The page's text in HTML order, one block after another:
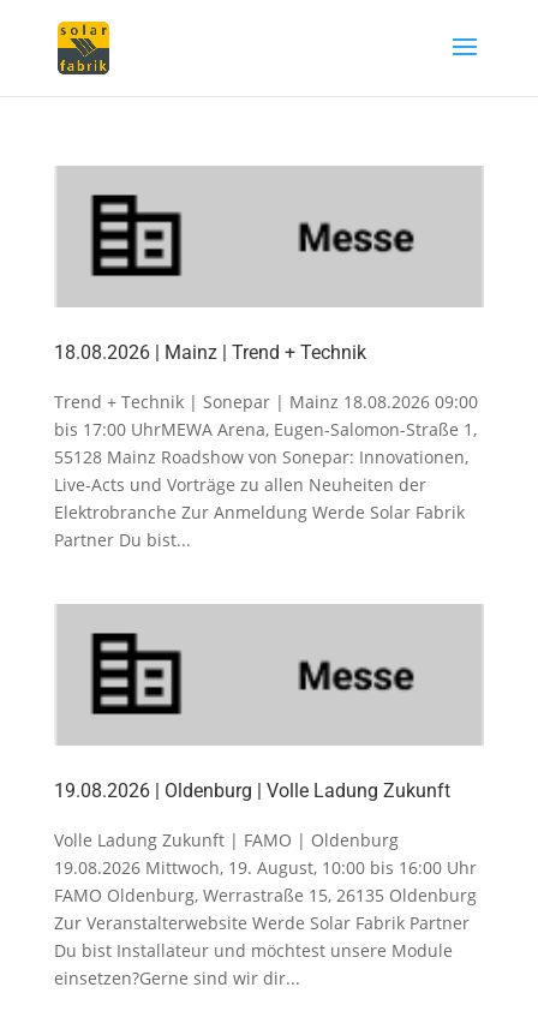
18.08.2026 | Mainz | Trend + Technik
Trend + Technik | Sonepar | Mainz 18.08.2026 09:00
bis 17:00 UhrMEWA Arena, Eugen-Salomon-Straße 1,
55128 Mainz Roadshow von Sonepar: Innovationen,
Live-Acts und Vorträge zu allen Neuheiten der
Elektrobranche Zur Anmeldung Werde Solar Fabrik
Partner Du bist...
19.08.2026 | Oldenburg | Volle Ladung Zukunft
Volle Ladung Zukunft | FAMO | Oldenburg
19.08.2026 Mittwoch, 19. August, 10:00 bis 16:00 Uhr
FAMO Oldenburg, Werrastraße 15, 26135 Oldenburg
Zur Veranstalterwebsite Werde Solar Fabrik Partner
Du bist Installateur und möchtest unsere Module
einsetzen?Gerne sind wir dir...